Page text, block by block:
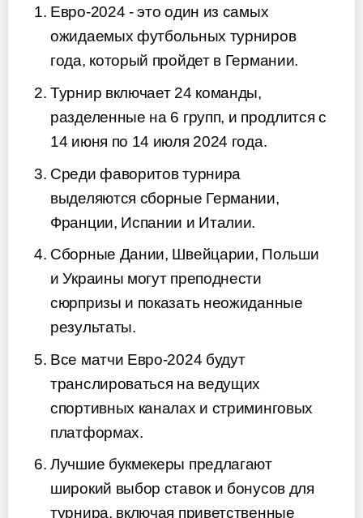
Евро-2024 - это один из самых
ожидаемых футбольных турниров
года, который пройдет в Германии.
Турнир включает 24 команды,
разделенные на 6 групп, и продлится с
14 июня по 14 июля 2024 года.
Среди фаворитов турнира
выделяются сборные Германии,
Франции, Испании и Италии.
Сборные Дании, Швейцарии, Польши
и Украины могут преподнести
сюрпризы и показать неожиданные
результаты.
Все матчи Евро-2024 будут
транслироваться на ведущих
спортивных каналах и стриминговых
платформах.
Лучшие букмекеры предлагают
широкий выбор ставок и бонусов для
турнира, включая приветственные